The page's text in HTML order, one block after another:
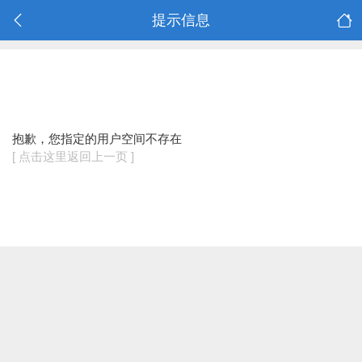
提示信息
抱歉，您指定的用户空间不存在
[ 点击这里返回上一页 ]